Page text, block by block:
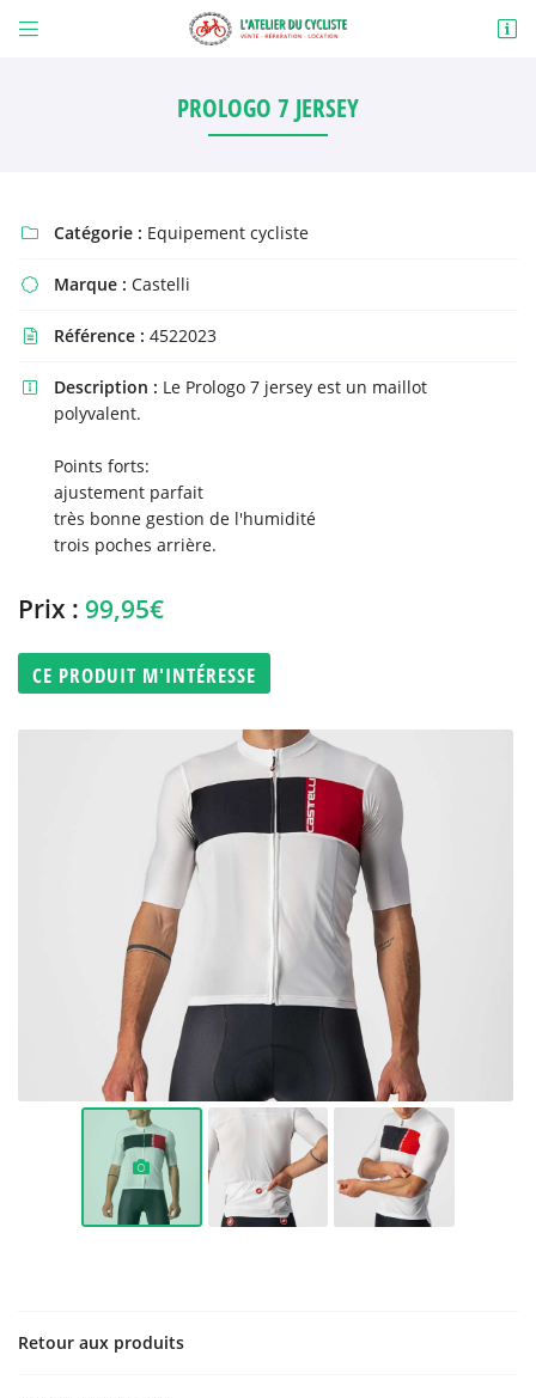

anciens
Accessoires

Une
1 route de Bellegarde
En cochant cette case, vous consentez à recevoir nos propositions commerciales à
PROLOGO 7 JERSEY
 Catégorie : Equipement cycliste
 Marque : Castelli
 Référence : 4522023
 Description : Le Prologo 7 jersey est un maillot
polyvalent.
Points forts:
ajustement parfait
très bonne gestion de l'humidité
trois poches arrière.
Prix : 99,95€
CE PRODUIT M'INTÉRESSE
Retour aux produits